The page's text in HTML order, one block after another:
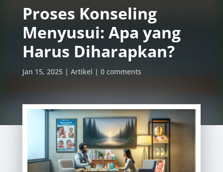
Proses Konseling
Menyusui: Apa yang
Harus Diharapkan?
Jan 15, 2025 Artikel 0 comments